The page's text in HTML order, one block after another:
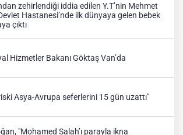
zehirlendiği iddia edilen Y.T’nin Mehmet
Hastanesi’nde ilk dünyaya gelen bebek
çıktı
Hizmetler Bakanı Göktaş Van’da
riski Asya-Avrupa seferlerini 15 gün uzattı"
"Mohamed Salah’ı parayla ikna